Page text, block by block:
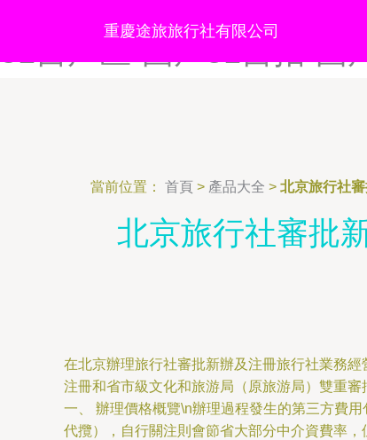
国产51精品-国产51社区
重慶途旅旅行社有限公司
當前位置： 首頁 > 產品大全 > 北京旅行社
北京旅行社審批
在北京辦理旅行社審批新辦及注冊旅行社業務
注冊和省市級文化和旅游局（原旅游局）雙重
一、 辦理價格概覽\n辦理過程發生的第三方費
代攬），自行關注則會節省大部分中介資費率